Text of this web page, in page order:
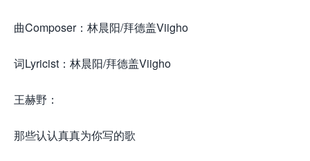
曲Composer：林晨阳/拜德盖Viigho
词Lyricist：林晨阳/拜德盖Viigho
王赫野：
那些认认真真为你写的歌